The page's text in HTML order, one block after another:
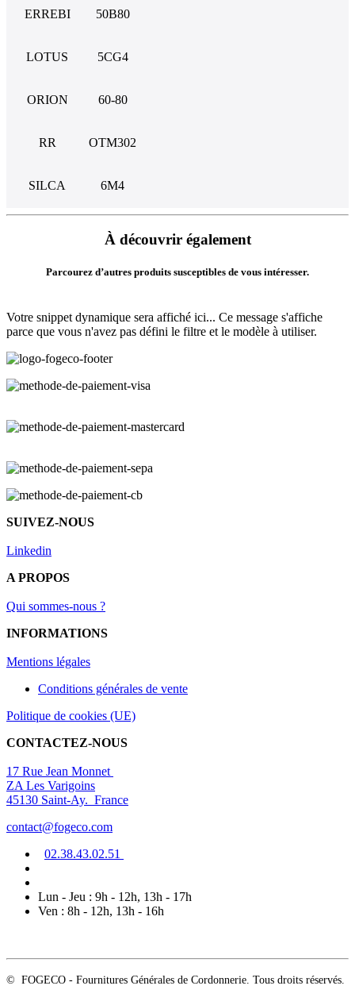
ERREBI 50B80
LOTUS 5CG4
ORION 60-80
RR OTM302
SILCA 6M4
À découvrir également
Parcourez d’autres produits susceptibles de vous intéresser.
Votre snippet dynamique sera affiché ici... Ce message s'affiche
parce que vous n'avez pas défini le filtre et le modèle à utiliser.
SUIVEZ-NOUS
Linkedin
A PROPOS
Qui sommes-nous ?
INFORMATIONS
Mentions légales
Conditions générales de vente
Politique de cookies (UE)
CONTACTEZ-NOUS
17 Rue Jean Monnet
ZA Les Varigoins
45130 Saint-Ay. France
contact@fogeco.com
02.38.43.02.51
Lun - Jeu : 9h - 12h, 13h - 17h
Ven : 8h - 12h, 13h - 16h
© FOGECO - Fournitures Générales de Cordonnerie. Tous droits réservés.